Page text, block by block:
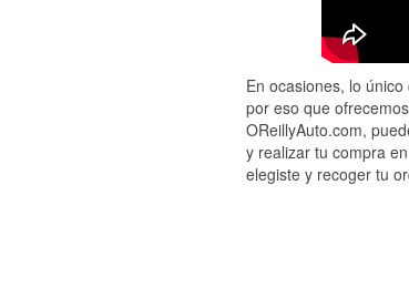
En ocasiones, lo
por eso que
OReillyAuto.com,
y realizar tu compra
elegiste y recoger tu